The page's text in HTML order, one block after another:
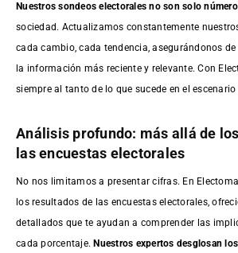
Nuestros sondeos electorales no son solo
sociedad. Actualizamos constantemente
cada cambio, cada tendencia, asegurándonos
la información más reciente y relevante. Con
siempre al tanto de lo que sucede en el
Análisis profundo: más allá de
las encuestas electorales
No nos limitamos a presentar cifras. En
los resultados de las encuestas electorales,
detallados que te ayudan a comprender las
cada porcentaje.Nuestros expertos desglosan los